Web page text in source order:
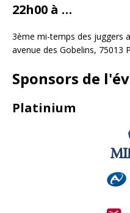
22h00 à …
3ème mi-temps des juggers
avenue des Gobelins, 75013
Sponsors de
Platinium